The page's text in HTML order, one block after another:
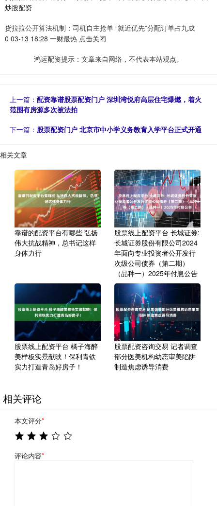
炒股配资
货拉拉公开算法机制：司机自主抢单 “就近优先”分配订单占九成
0 03-13 18:28 一财最热 点击关闭
鸿运配资提示：文章来自网络，不代表本站观点。
上一篇： 配资靠谱股票配资门户 深圳湾悦府高层住宅爆燃，着火
范围有房源多次被法拍
下一篇： 股票配资门户 北京市中小学义务教育入学平台正式开通
相关文章
靠谱的配资平台有哪些 弘扬
伟大抗战精神，总书记这样
身体力行
股票线上配资平台 长城证券:
长城证券股份有限公司2024
年面向专业投资者公开发行
次级公司债券（第二期）
（品种一）2025年付息公告
股票线上配资平台 橘子海醉
美样板实景献映！保利青铁
实力打造青岛好房子！
股票配资咨询交易 记者调查
部分医美机构幼态审美陷阱
制造焦虑诱导消费
相关评论
本文评分*
评论内容*